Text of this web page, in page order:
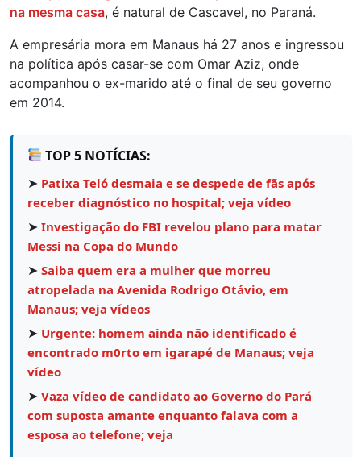
na mesma casa, é natural de Cascavel, no Paraná.
A empresária mora em Manaus há 27 anos e ingressou
na política após casar-se com Omar Aziz, onde
acompanhou o ex-marido até o final de seu governo
em 2014.
TOP 5 NOTÍCIAS:
➤ Patixa Teló desmaia e se despede de fãs após
receber diagnóstico no hospital; veja vídeo
➤ Investigação do FBI revelou plano para matar
Messi na Copa do Mundo
➤ Saiba quem era a mulher que morreu
atropelada na Avenida Rodrigo Otávio, em
Manaus; veja vídeos
➤ Urgente: homem ainda não identificado é
encontrado m0rto em igarapé de Manaus; veja
vídeo
➤ Vaza vídeo de candidato ao Governo do Pará
com suposta amante enquanto falava com a
esposa ao telefone; veja